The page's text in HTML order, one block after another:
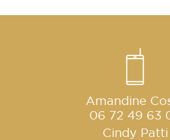
Amandine
06 72 49 63
Cindy Patti